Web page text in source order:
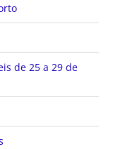
de 25 a 29 de